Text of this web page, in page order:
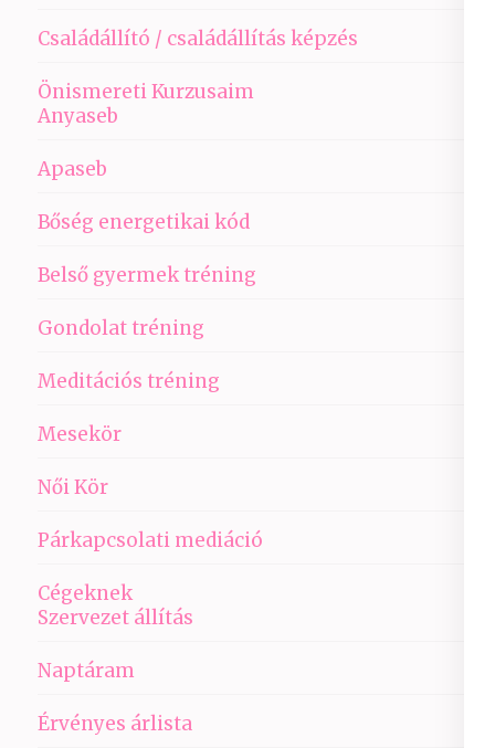
Családállító / családállítás képzés
Önismereti Kurzusaim
Anyaseb
Apaseb
Bőség energetikai kód
Belső gyermek tréning
Gondolat tréning
Meditációs tréning
Mesekör
Női Kör
Párkapcsolati mediáció
Cégeknek
Szervezet állítás
Naptáram
Érvényes árlista